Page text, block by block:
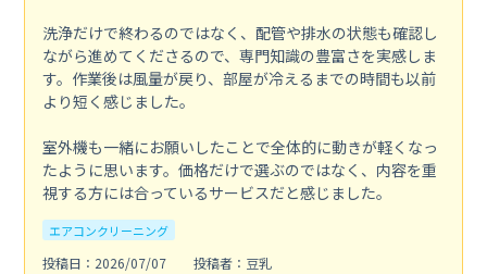
洗浄だけで終わるのではなく、配管や排水の状態も確認し
ながら進めてくださるので、専門知識の豊富さを実感しま
す。作業後は風量が戻り、部屋が冷えるまでの時間も以前
より短く感じました。
室外機も一緒にお願いしたことで全体的に動きが軽くなっ
たように思います。価格だけで選ぶのではなく、内容を重
視する方には合っているサービスだと感じました。
エアコンクリーニング
投稿日：2026/07/07
投稿者：豆乳